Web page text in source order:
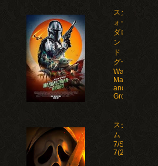
スター・ウ
ォーズ マン
ダロリア
ン・アン
ド・グロー
グー/Star
Wars: The
Mandalorian
and
Grogu(2026)
スクリー
ム
7/Scream
7(2026)